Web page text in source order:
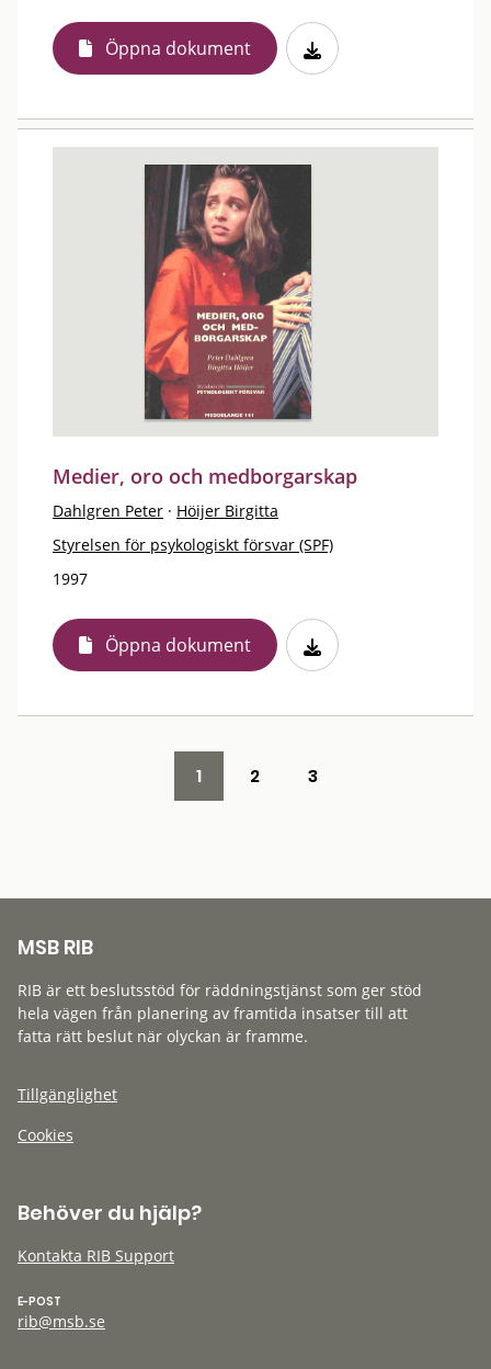
Öppna dokument
Medier, oro och medborgarskap
Dahlgren Peter · Höijer Birgitta
Styrelsen för psykologiskt försvar (SPF)
1997
Öppna dokument
1 2 3
MSB RIB
RIB är ett beslutsstöd för räddningstjänst som ger stöd
hela vägen från planering av framtida insatser till att
fatta rätt beslut när olyckan är framme.
Tillgänglighet
Cookies
Behöver du hjälp?
Kontakta RIB Support
E-POST
rib@msb.se